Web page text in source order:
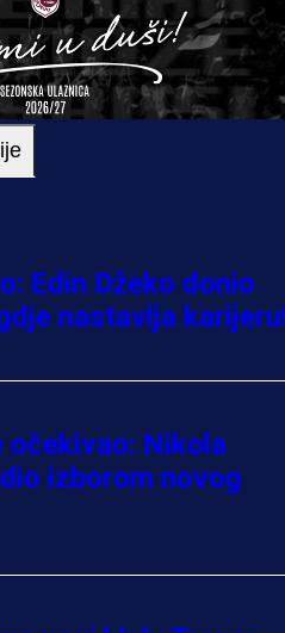
Edin Džeko donio
nastavlja
očekivao: Nikola
izborom novog